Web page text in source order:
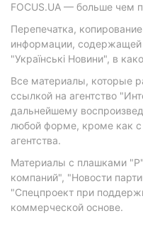
FOCUS.UA — больше чем
Перепечатка,
информации, содержащей
"Українські Новини", в
Все материалы, которые
ссылкой на агентство
дальнейшему
любой форме, кроме как
агентства.
Материалы с плашками
компаний", "Новости
"Спецпроект при
коммерческой основе.